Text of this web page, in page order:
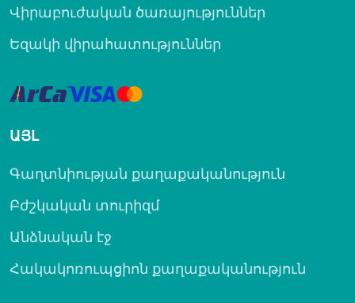
Վիրաբուժական ծառայություններ
Եզակի վիրահատություններ
ԱՅԼ
Գաղտնիության քաղաքականություն
Բժշկական տուրիզմ
Անձնական էջ
Հակակոռուպցիոն քաղաքականություն